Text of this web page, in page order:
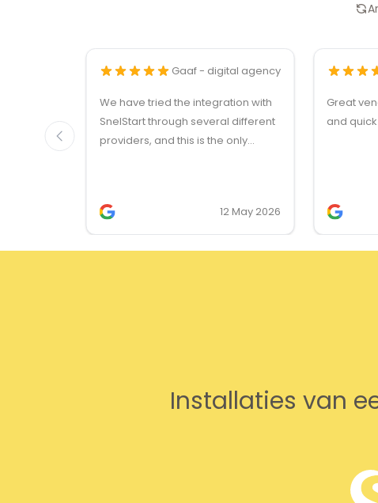
Gaaf - digital agency
We have tried the integration with
SnelStart through several different
providers, and this is the only
professionally. We do recommend
this company!
12 May 2026
Great
and
Installaties van